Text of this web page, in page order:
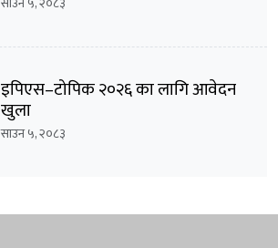
इपिएस–टोपिक २०२६ का लागि आवेदन
खुला
साउन ५, २०८३